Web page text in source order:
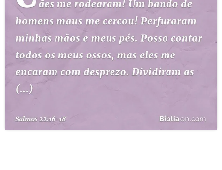
PERGUNTE À BÍBLIA IA
TERMO BÍBLICO
QUEM SOMOS
LOJA BÍBLIAON